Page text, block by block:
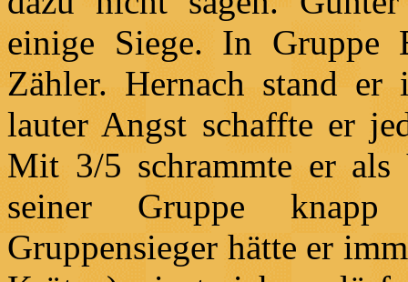
einige Siege. In Gruppe
Zähler. Hernach stand
lauter Angst schaffte er
Mit 3/5 schrammte er
seiner Gruppe
Gruppensieger hätte er